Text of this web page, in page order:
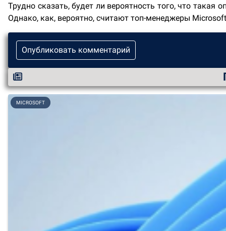
Трудно сказать, будет ли вероятность того, что
Однако, как, вероятно, считают топ-менеджеры
Опубликовать комментарий
MICROSOFT